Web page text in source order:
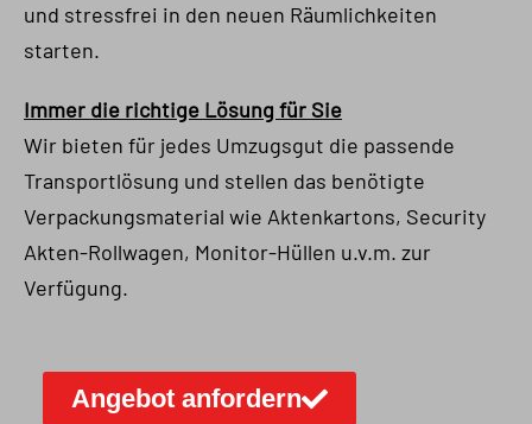
und stressfrei in den neuen Räumlichkeiten
starten.
Immer die richtige Lösung für Sie
Wir bieten für jedes Umzugsgut die passende
Transportlösung und stellen das benötigte
Verpackungsmaterial wie Aktenkartons, Security
Akten-Rollwagen, Monitor-Hüllen u.v.m. zur
Verfügung.
Angebot anfordern